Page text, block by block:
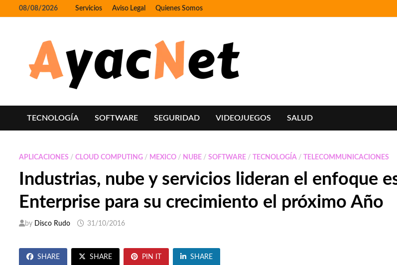
to
08/08/2026 Servicios Aviso Legal Quienes Somos
TECNOLOGÍA SOFTWARE SEGURIDAD VIDEOJUEGOS SALUD
APLICACIONES /CLOUD COMPUTING / MEXICO / NUBE /SOFTWARE / TECNOLOGÍA / TELECOMMUNICACIONES
Industrias, nube y servicios lideran el enfoque
Enterprise para su crecimiento el próximo Año
by Disco Rudo 31/10/2016
SHARE SHARE PIN IT SHARE